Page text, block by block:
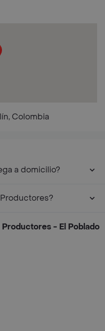
Colombia
a domicilio?
- El Poblado